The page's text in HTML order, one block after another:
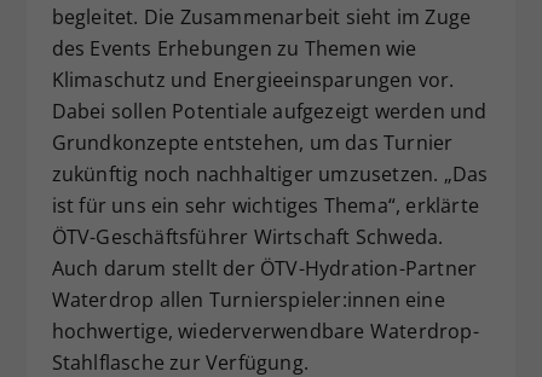
begleitet. Die Zusammenarbeit sieht im Zuge
des Events Erhebungen zu Themen wie
Klimaschutz und Energieeinsparungen vor.
Dabei sollen Potentiale aufgezeigt werden und
Grundkonzepte entstehen, um das Turnier
zukünftig noch nachhaltiger umzusetzen. „Das
ist für uns ein sehr wichtiges Thema“, erklärte
ÖTV-Geschäftsführer Wirtschaft Schweda.
Auch darum stellt der ÖTV-Hydration-Partner
Waterdrop allen Turnierspieler:innen eine
hochwertige, wiederverwendbare Waterdrop-
Stahlflasche zur Verfügung.